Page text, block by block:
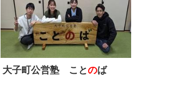
大子町公営塾 ことのば